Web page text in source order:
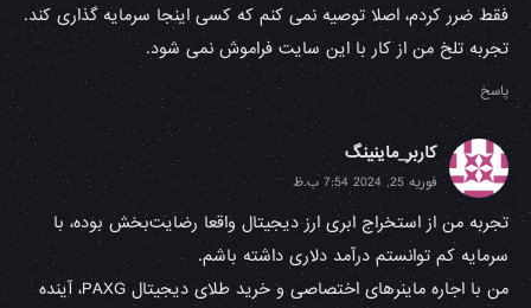
فقط ضرر کردم، اصلا توصیه نمی کنم که کسی اینجا سرمایه گذاری کند.
تجربه تلخ من از کار با این سایت فراموش نمی شود.
پاسخ
کاربر_ماینینگ
فوریه 25, 2024 7:54 ب.ظ
تجربه من از استخراج ابری ارز دیجیتال واقعا رضایت‌بخش بوده، با
سرمایه کم توانستم درآمد دلاری داشته باشم.
من با اجاره ماینرهای اختصاصی و خرید طلای دیجیتال PAXG، آینده